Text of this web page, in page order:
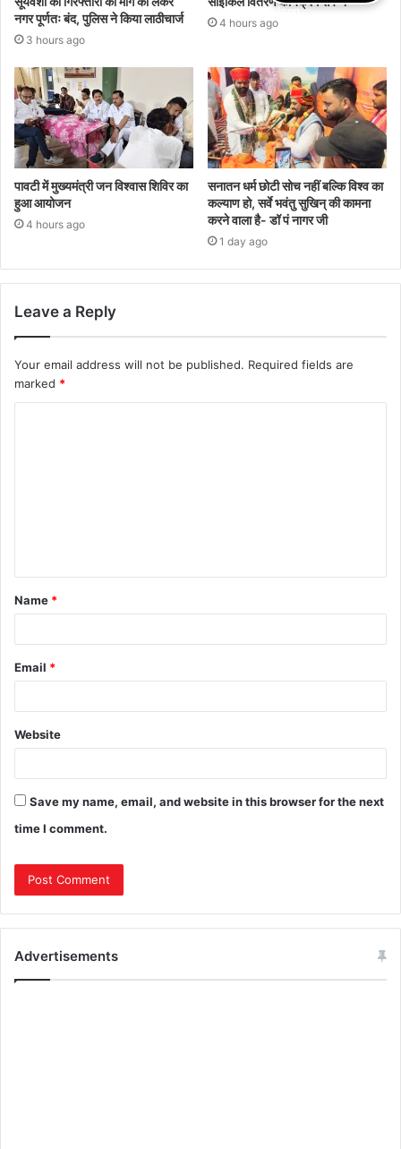
नगर पूर्णतः बंद, पुलिस ने किया लाठीचार्ज
3 hours ago
4 hours ago
पावटी में मुख्यमंत्री जन विश्वास शिविर का
हुआ आयोजन
4 hours ago
सनातन धर्म छोटी सोच नहीं बल्कि विश्व का
कल्याण हो, सर्वे भवंतु सुखिन् की कामना
करने वाला है- डॉ पं नागर जी
1 day ago
Leave a Reply
Your email address will not be published. Required fields are
marked *
Name *
Email *
Website
Save my name, email, and website in this browser for the next
time I comment.
Advertisements